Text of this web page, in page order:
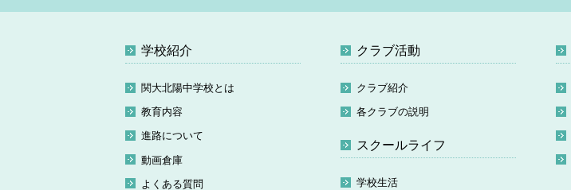
学校紹介
関大北陽中学校とは
教育内容
進路について
動画倉庫
よくある質問
クラブ活動
クラブ紹介
各クラブの説明
スクールライフ
学校生活